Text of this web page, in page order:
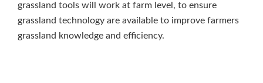
grassland tools will work at farm level, to ensure
grassland technology are available to improve farmers
grassland knowledge and efficiency.